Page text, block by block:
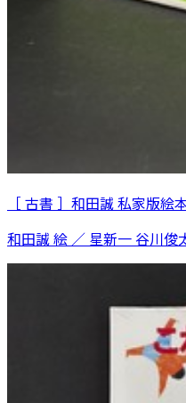
［ 古書 ］和田誠 私家版絵
和田誠 絵 ／ 星新一 谷川俊